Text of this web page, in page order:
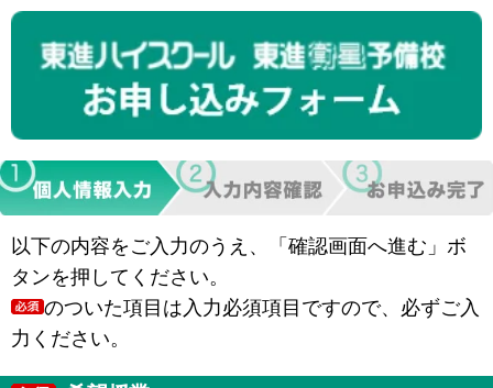
以下の内容をご入力のうえ、「確認画面へ進む」ボ
タンを押してください。
のついた項目は入力必須項目ですので、必ずご入
力ください。